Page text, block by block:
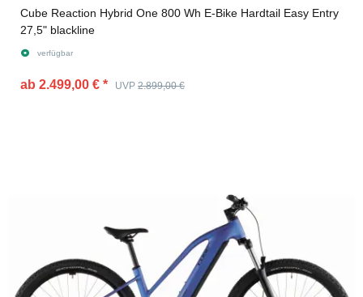
Cube Reaction Hybrid One 800 Wh E-Bike Hardtail Easy Entry
27,5" blackline
verfügbar
ab 2.499,00 € * UVP 2.899,00 €